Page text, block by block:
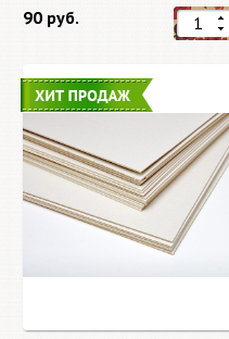
90 руб.